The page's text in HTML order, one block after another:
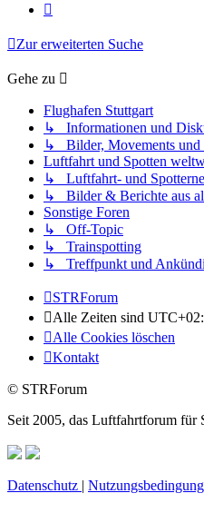
Zur erweiterten Suche
Gehe zu
Flughafen Stuttgart
↳ Informationen und
↳ Bilder, Movements und
Luftfahrt und Spotten
↳ Luftfahrt- und
↳ Bilder & Berichte aus
Sonstige Foren
↳ Off-Topic
↳ Trainspotting
↳ Treffpunkt und
STRForum
Alle Zeiten sind
Alle Cookies löschen
Kontakt
© STRForum
Seit 2005, das Luftfahrtforum für
Datenschutz